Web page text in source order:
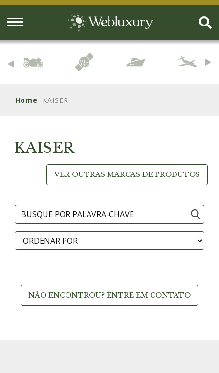
Home KAISER
KAISER
VER OUTRAS MARCAS DE PRODUTOS
NÃO ENCONTROU? ENTRE EM CONTATO